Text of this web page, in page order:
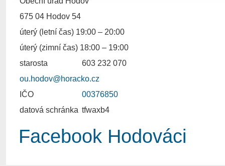
675 04 Hodov 54
úterý (letní čas) 19:00 – 20:00
úterý (zimní čas) 18:00 – 19:00
starosta
603 232 070
ou.hodov@horacko.cz
IČO
00376850
datová schránka tfwaxb4
Facebook Hodováci